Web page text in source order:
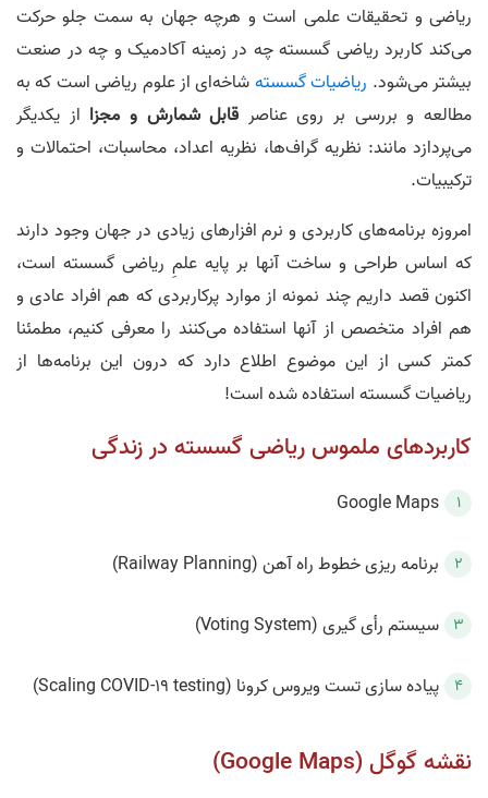
ریاضی و تحقیقات علمی است و هرچه جهان به سمت جلو حرکت
می‌کند کاربرد ریاضی گسسته چه در زمینه آکادمیک و چه در صنعت
بیشتر می‌شود. ریاضیات گسستهشاخه‌ای از علوم ریاضی است که به
مطالعه و بررسی بر روی عناصر قابل شمارش و مجزا از یکدیگر
می‌پردازد مانند: نظریه گراف‌ها، نظریه اعداد، محاسبات، احتمالات و
ترکیبیات.
امروزه برنامه‌های کاربردی و نرم افزارهای زیادی در جهان وجود دارند
که اساس طراحی و ساخت آنها بر پایه علمِ ریاضی گسسته است،
اکنون قصد داریم چند نمونه از موارد پرکاربردی که هم افراد عادی و
هم افراد متخصص از آنها استفاده می‌کنند را معرفی کنیم، مطمئنا
کمتر کسی از این موضوع اطلاع دارد که درون این برنامه‌ها از
ریاضیات گسسته استفاده شده است!
کاربردهای ملموس ریاضی گسسته در زندگی
Google Maps
برنامه‌ ریزی خطوط راه آهن (Railway Planning)
سیستم رأی گیری (Voting System)
پیاده سازی تست ویروس کرونا (Scaling COVID-19 testing)
نقشه گوگل (Google Maps)